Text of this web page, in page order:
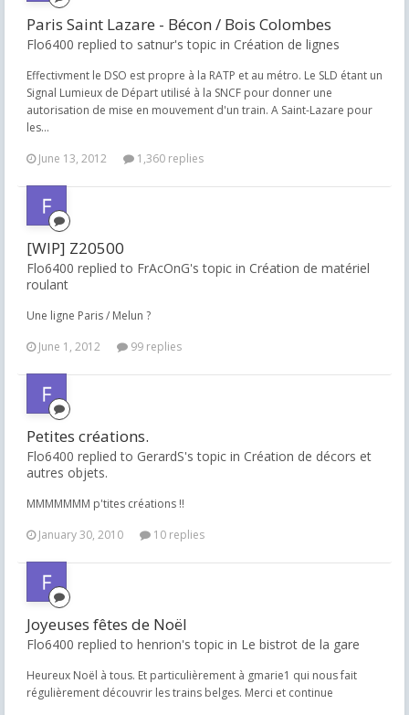
Paris Saint Lazare - Bécon / Bois Colombes
Flo6400 replied to satnur's topic in Création de lignes
Effectivment le DSO est propre à la RATP et au métro. Le SLD étant un
Signal Lumieux de Départ utilisé à la SNCF pour donner une
autorisation de mise en mouvement d'un train. A Saint-Lazare pour
les...
June 13, 2012
1,360 replies
[WIP] Z20500
Flo6400 replied to FrAcOnG's topic in Création de matériel
roulant
Une ligne Paris / Melun ?
June 1, 2012
99 replies
Petites créations.
Flo6400 replied to GerardS's topic in Création de décors et
autres objets.
MMMMMMM p'tites créations !!
January 30, 2010
10 replies
Joyeuses fêtes de Noël
Flo6400 replied to henrion's topic in Le bistrot de la gare
Heureux Noël à tous. Et particulièrement à gmarie1 qui nous fait
régulièrement découvrir les trains belges. Merci et continue